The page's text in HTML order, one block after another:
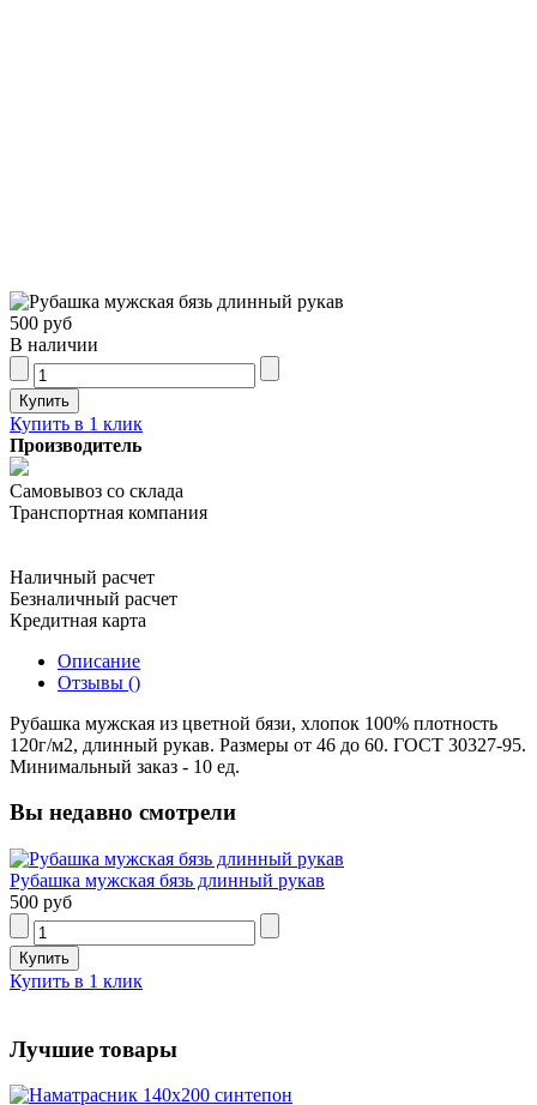
500 руб
В наличии
Купить в 1 клик
Производитель
Самовывоз со склада
Транспортная компания
Наличный расчет
Безналичный расчет
Кредитная карта
Описание
Отзывы ()
Рубашка мужская из цветной бязи, хлопок 100% плотность
120г/м2, длинный рукав. Размеры от 46 до 60. ГОСТ 30327-95.
Минимальный заказ - 10 ед.
Вы недавно смотрели
Рубашка мужская бязь длинный рукав
500 руб
Купить в 1 клик
Лучшие товары